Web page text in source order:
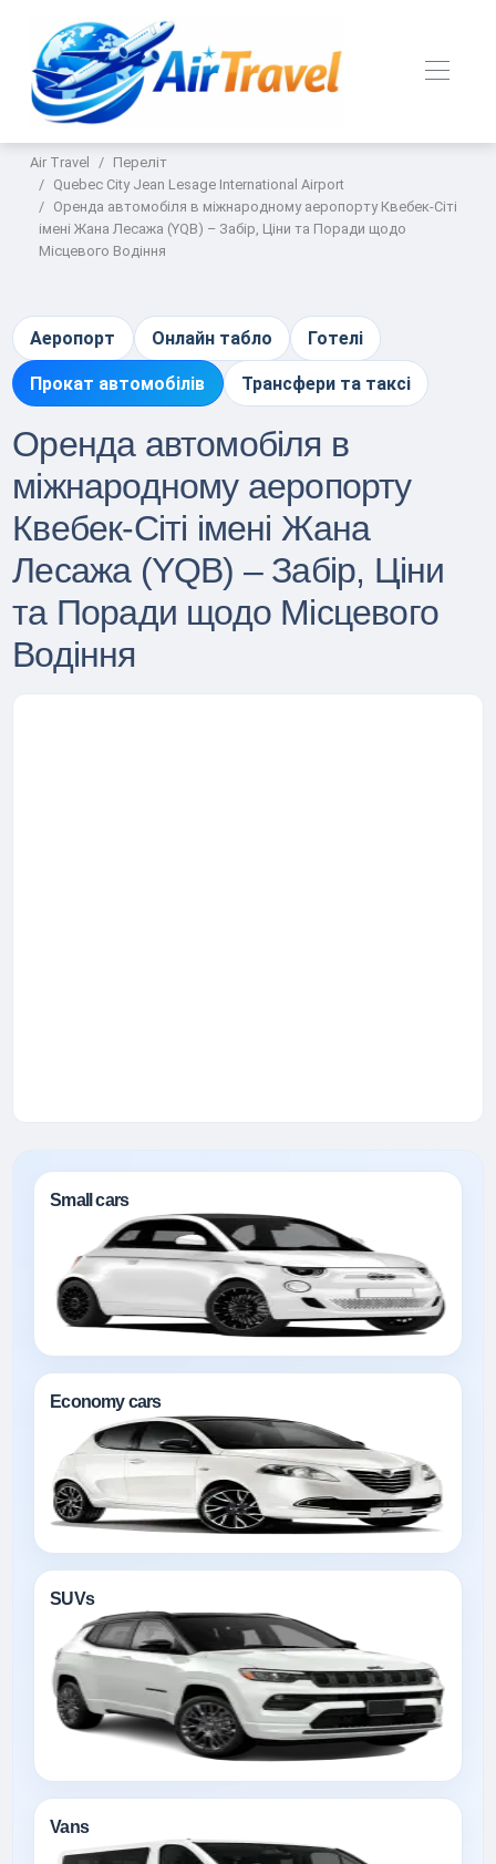
Air Travel
Переліт
Quebec City Jean Lesage International Airport
Оренда автомобіля в міжнародному аеропорту Квебек-Сіті
імені Жана Лесажа (YQB) – Забір, Ціни та Поради щодо
Місцевого Водіння
Аеропорт Онлайн табло Готелі
Прокат автомобілів Трансфери та таксі
Оренда автомобіля в
міжнародному аеропорту
Квебек-Сіті імені Жана
Лесажа (YQB) – Забір, Ціни
та Поради щодо Місцевого
Водіння
Small cars
Economy cars
SUVs
Vans